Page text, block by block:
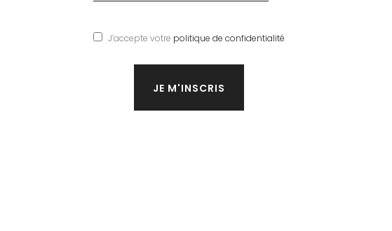
J’accepte votre politique de confidentialité